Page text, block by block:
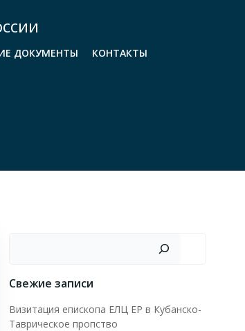
ДОКУМЕНТЫ КОНТАКТЫ
Свежие записи
Визитация епископа ЕЛЦ ЕР в Кубанско-
Таврическое пропство